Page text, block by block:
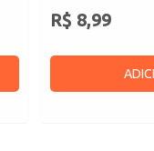
R$ 8,99